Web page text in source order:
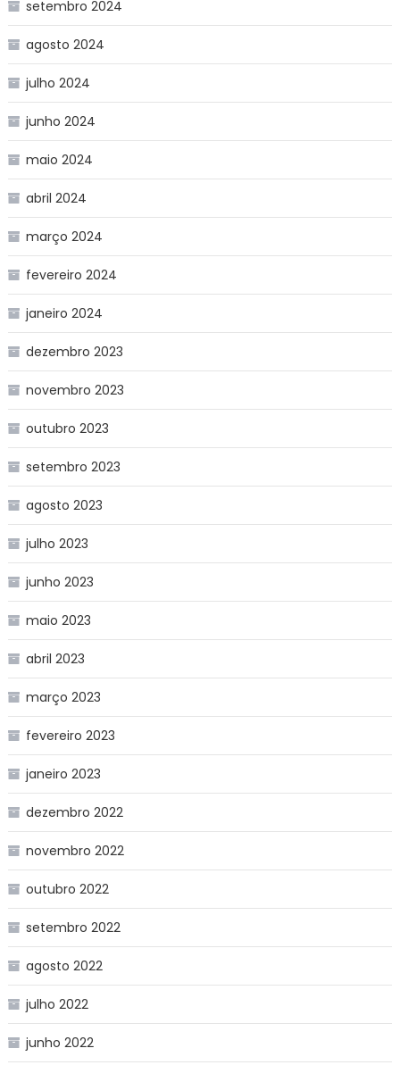
setembro 2024
agosto 2024
julho 2024
junho 2024
maio 2024
abril 2024
março 2024
fevereiro 2024
janeiro 2024
dezembro 2023
novembro 2023
outubro 2023
setembro 2023
agosto 2023
julho 2023
junho 2023
maio 2023
abril 2023
março 2023
fevereiro 2023
janeiro 2023
dezembro 2022
novembro 2022
outubro 2022
setembro 2022
agosto 2022
julho 2022
junho 2022